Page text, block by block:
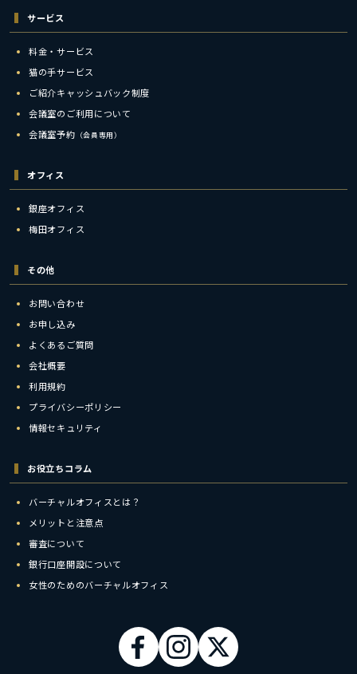
サービス
料金・サービス
猫の手サービス
ご紹介キャッシュバック制度
会議室のご利用について
会議室予約 （会員専用）
オフィス
銀座オフィス
梅田オフィス
その他
お問い合わせ
お申し込み
よくあるご質問
会社概要
利用規約
プライバシーポリシー
情報セキュリティ
お役立ちコラム
バーチャルオフィスとは？
メリットと注意点
審査について
銀行口座開設について
女性のためのバーチャルオフィス